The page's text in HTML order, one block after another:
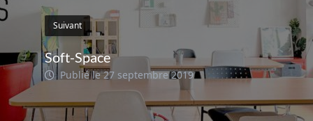
Suivant
Soft-Space
Publié le 27 septembre 2019